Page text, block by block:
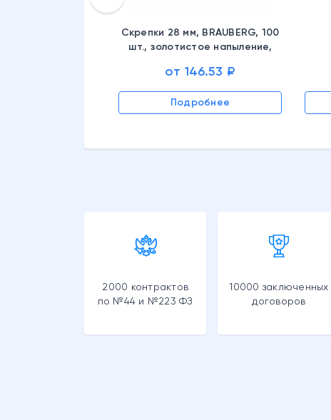
Скрепки 28 мм, BRAUBERG, 100
шт., золотистое напыление,
от 146.53 ₽
Подробнее
2000 контрактов
по №44 и №223 ФЗ
10000 заключенных
договоров